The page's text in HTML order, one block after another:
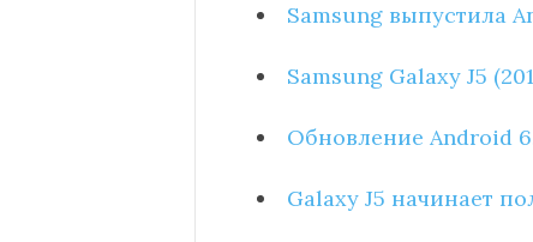
Samsung выпустила
Samsung Galaxy J5
Обновление Android
Galaxy J5 начинает